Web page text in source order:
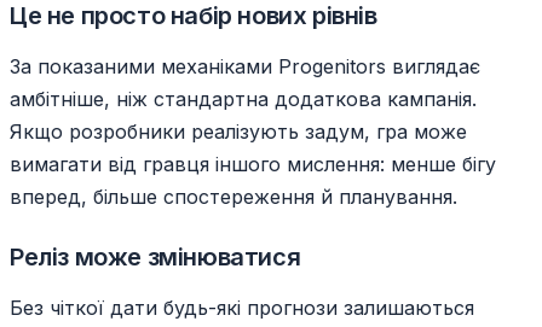
Це не просто набір нових рівнів
За показаними механіками Progenitors виглядає
амбітніше, ніж стандартна додаткова кампанія.
Якщо розробники реалізують задум, гра може
вимагати від гравця іншого мислення: менше бігу
вперед, більше спостереження й планування.
Реліз може змінюватися
Без чіткої дати будь-які прогнози залишаються